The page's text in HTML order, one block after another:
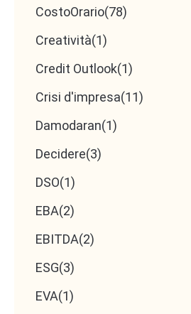
CostoOrario(78)
Creatività(1)
Credit Outlook(1)
Crisi d'impresa(11)
Damodaran(1)
Decidere(3)
DSO(1)
EBA(2)
EBITDA(2)
ESG(3)
EVA(1)